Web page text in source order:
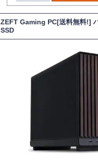
ZEFT Gaming PC[送料無料!]
SSD